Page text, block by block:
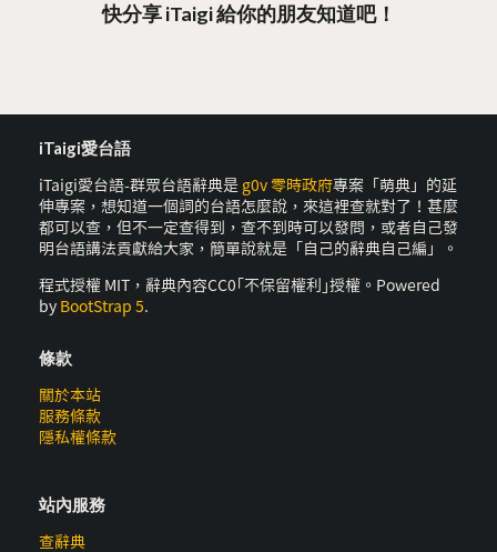
快分享 iTaigi 給你的朋友知道吧！
iTaigi愛台語
iTaigi愛台語-群眾台語辭典是 g0v 零時政府專案「萌典」的延
伸專案，想知道一個詞的台語怎麼說，來這裡查就對了！甚麼
都可以查，但不一定查得到，查不到時可以發問，或者自己發
明台語講法貢獻給大家，簡單說就是「自己的辭典自己編」。
程式授權 MIT，辭典內容CC0｢不保留權利｣授權。Powered
by BootStrap 5.
條款
關於本站
服務條款
隱私權條款
站內服務
查辭典